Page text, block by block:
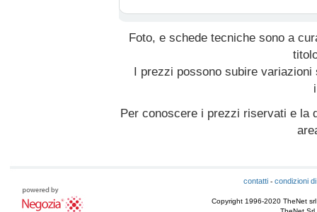
Foto, e schede tecniche sono a
I prezzi possono subire
Per conoscere i prezzi riservati e la
contatti- condizioni
Copyright 1996-2020 TheNet